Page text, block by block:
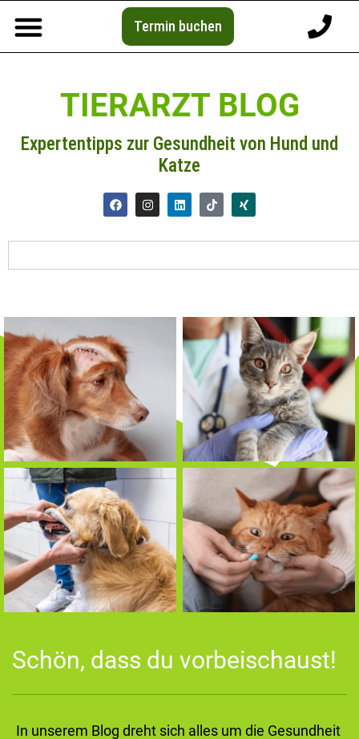
Termin buchen
TIERARZT BLOG
Expertentipps zur Gesundheit von Hund und
Katze
Schön, dass du vorbeischaust!
In unserem Blog dreht sich alles um die Gesundheit